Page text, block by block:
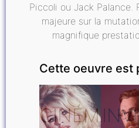
Piccoli ou Jack Palance.
majeure sur la
magnifique
Cette oeuvre est
CINÉMA